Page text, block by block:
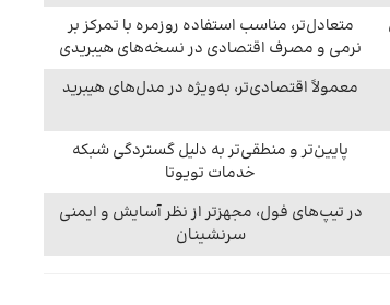
متعادل‌تر، مناسب استفاده روزمره با تمرکز بر
نرمی و مصرف اقتصادی در نسخه‌های هیبریدی
معمولاً اقتصادی‌تر، به‌ویژه در مدل‌های هیبرید
پایین‌تر و منطقی‌تر به دلیل گستردگی شبکه
خدمات تویوتا
در تیپ‌های فول، مجهزتر از نظر آسایش و ایمنی
سرنشینان